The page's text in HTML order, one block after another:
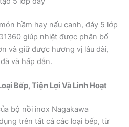
hầm hay nấu canh, đáy 5 lớp
giúp nhiệt được phân bổ
và giữ được hương vị lâu dài,
và hấp dẫn.
Bếp, Tiện Lợi Và Linh Hoạt
bộ nồi inox Nagakawa
trên tất cả các loại bếp, từ